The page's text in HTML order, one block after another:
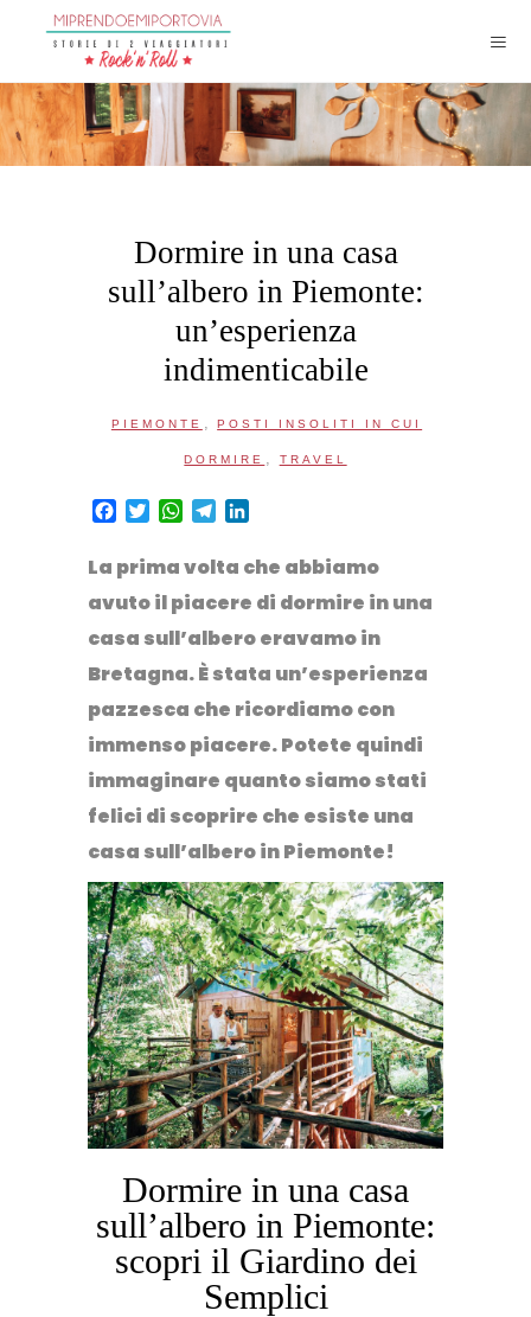
Dormire in una casa
sull’albero in Piemonte:
un’esperienza
indimenticabile
PIEMONTE , POSTI INSOLITI IN CUI
DORMIRE , TRAVEL
Facebook
TwitterWhatsApp
Telegram
La prima volta che abbiamo
avuto il piacere di dormire in una
casa sull’alberoeravamo in
Bretagna. È stata un’esperienza
pazzesca che ricordiamo con
immenso piacere. Potete quindi
immaginare quanto siamo stati
felici di scoprire che esiste una
casa sull’albero in Piemonte!
Dormire in una casa
sull’albero in Piemonte:
scopri il Giardino dei
Semplici